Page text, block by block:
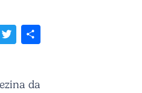
Twitter
da